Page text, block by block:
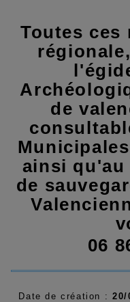
Toutes ces
de
ainsi qu'au
de
06
Date de création : 20/